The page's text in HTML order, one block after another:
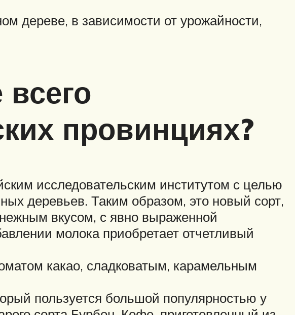
дереве, в зависимости от урожайности,
провинциях?
исследовательским институтом с целью
деревьев. Таким образом, это новый сорт,
вкусом, с явно выраженной
молока приобретает отчетливый
какао, сладковатым, карамельным
пользуется большой популярностью у